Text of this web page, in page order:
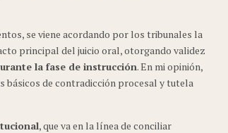
se viene acordando por los tribunales la
principal del juicio oral, otorgando validez
la fase de instrucción. En mi opinión,
básicos de contradicción procesal y tutela
, que va en la línea de conciliar